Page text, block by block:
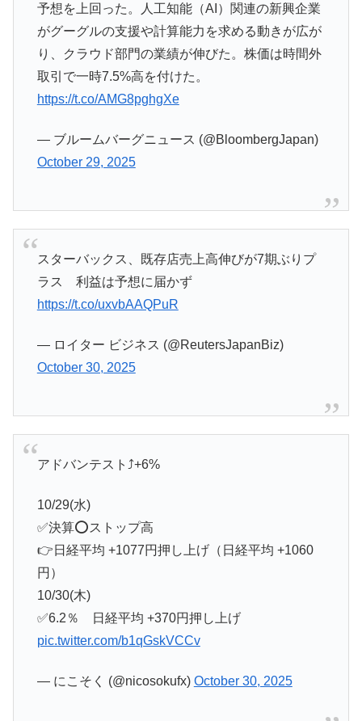
予想を上回った。人工知能（AI）関連の新興企業
がグーグルの支援や計算能力を求める動きが広が
り、クラウド部門の業績が伸びた。株価は時間外
取引で一時7.5%高を付けた。
https://t.co/AMG8pghgXe
— ブルームバーグニュース (@BloombergJapan)
October 29, 2025
スターバックス、既存店売上高伸びが7期ぶりプ
ラス 利益は予想に届かず
https://t.co/uxvbAAQPuR
— ロイター ビジネス (@ReutersJapanBiz)
October 30, 2025
アドバンテスト⤴️+6%
10/29(水)
✅決算⭕️ストップ高
👉日経平均 +1077円押し上げ（日経平均 +1060
円）
10/30(木)
✅6.2％ 日経平均 +370円押し上げ
pic.twitter.com/b1qGskVCCv
— にこそく (@nicosokufx) October 30, 2025